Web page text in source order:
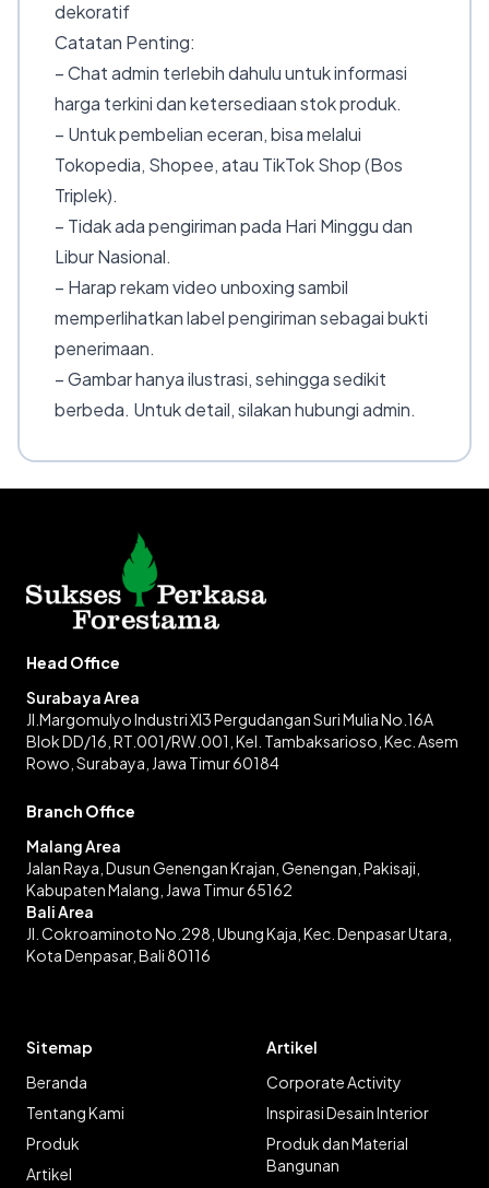
dekoratif
Catatan Penting:
– Chat admin terlebih dahulu untuk informasi
harga terkini dan ketersediaan stok produk.
– Untuk pembelian eceran, bisa melalui
Tokopedia, Shopee, atau TikTok Shop (Bos
Triplek).
– Tidak ada pengiriman pada Hari Minggu dan
Libur Nasional.
– Harap rekam video unboxing sambil
memperlihatkan label pengiriman sebagai bukti
penerimaan.
– Gambar hanya ilustrasi, sehingga sedikit
berbeda. Untuk detail, silakan hubungi admin.
Head Office
Surabaya Area
Jl.Margomulyo Industri XI3 Pergudangan Suri Mulia No.16A
Blok DD/16, RT.001/RW.001, Kel. Tambaksarioso, Kec. Asem
Rowo, Surabaya, Jawa Timur 60184
Branch Office
Malang Area
Jalan Raya, Dusun Genengan Krajan, Genengan, Pakisaji,
Kabupaten Malang, Jawa Timur 65162
Bali Area
Jl. Cokroaminoto No.298, Ubung Kaja, Kec. Denpasar Utara,
Kota Denpasar, Bali 80116
Sitemap
Beranda
Tentang Kami
Produk
Artikel
Artikel
Corporate Activity
Inspirasi Desain Interior
Produk dan Material
Bangunan